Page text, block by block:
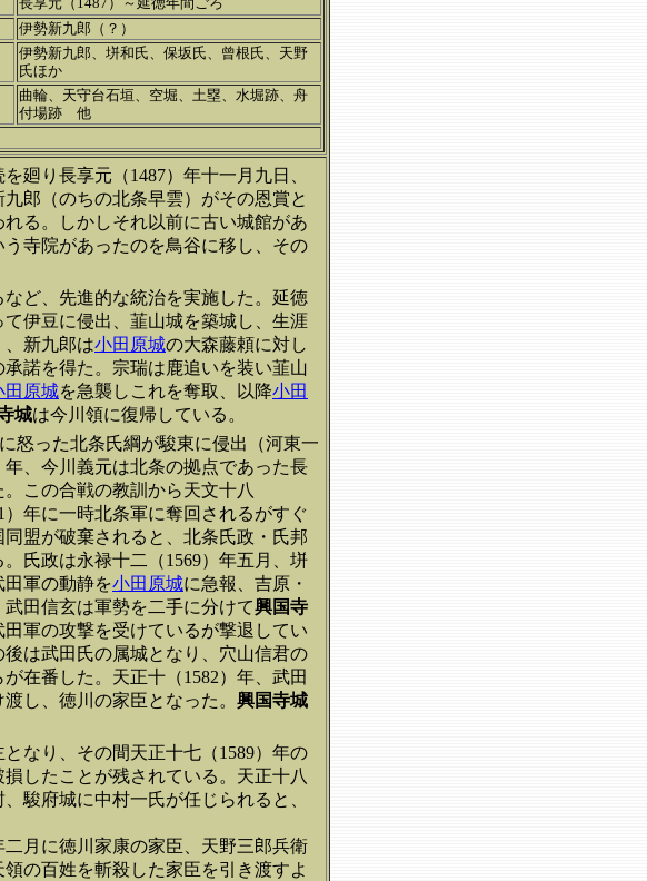
伊勢新九郎（？）
伊勢新九郎、垪和氏、保坂氏、曾根氏、天野
氏ほか
曲輪、天守台石垣、空堀、土塁、水堀跡、舟
付場跡 他
廻り長享元（1487）年十一月九日、
郎（のちの北条早雲）がその恩賞と
る。しかしそれ以前に古い城館があ
寺院があったのを鳥谷に移し、その
ど、先進的な統治を実施した。延徳
伊豆に侵出、韮山城を築城し、生涯
、新九郎は小田原城の大森藤頼に対し
諾を得た。宗瑞は鹿追いを装い韮山
田原城を急襲しこれを奪取、以降小田
城は今川領に復帰している。
怒った北条氏綱が駿東に侵出（河東一
、今川義元は北条の拠点であった長
この合戦の教訓から天文十八
年に一時北条軍に奪回されるがすぐ
盟が破棄されると、北条氏政・氏邦
氏政は永禄十二（1569）年五月、垪
軍の動静を小田原城に急報、吉原・
田信玄は軍勢を二手に分けて興国寺
田軍の攻撃を受けているが撃退してい
は武田氏の属城となり、穴山信君の
在番した。天正十（1582）年、武田
渡し、徳川の家臣となった。 興国寺城
なり、その間天正十七（1589）年の
したことが残されている。天正十八
駿府城に中村一氏が任じられると、
月に徳川家康の家臣、天野三郎兵衛
の百姓を斬殺した家臣を引き渡すよ